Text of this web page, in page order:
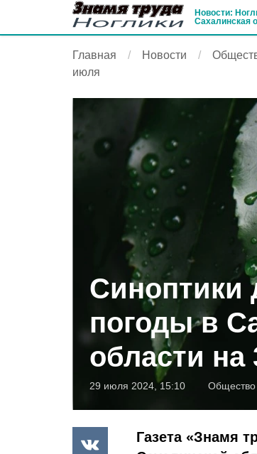
Новости:
Сахалинская
Главная Новости
июля
Синоптики
погоды в
области
29 июля 2024, 15:10 Общество
Газета «Знамя